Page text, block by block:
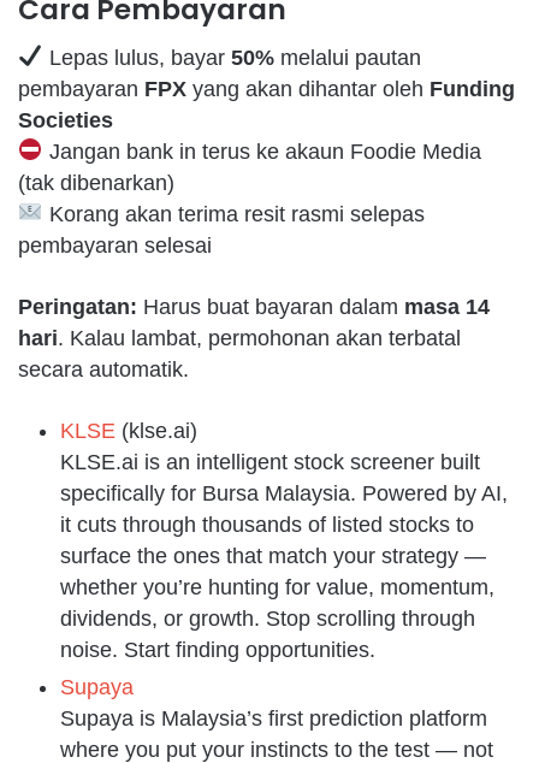
Cara Pembayaran
Lepas lulus, bayar 50%melalui pautan
pembayaran FPX yang akan dihantar oleh Funding
Societies
Jangan bank in terus ke akaun Foodie Media
(tak dibenarkan)
Korang akan terima resit rasmi selepas
pembayaran selesai
Peringatan: Harus buat bayaran dalam masa 14
hari. Kalau lambat, permohonan akan terbatal
secara automatik.
KLSE (klse.ai)
KLSE.ai is an intelligent stock screener built
specifically for Bursa Malaysia. Powered by AI,
it cuts through thousands of listed stocks to
surface the ones that match your strategy —
whether you’re hunting for value, momentum,
dividends, or growth. Stop scrolling through
noise. Start finding opportunities.
Supaya
Supaya is Malaysia’s first prediction platform
where you put your instincts to the test — not